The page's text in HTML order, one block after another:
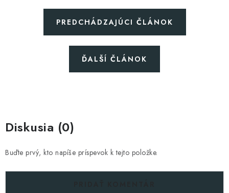
PREDCHÁDZAJÚCI ČLÁNOK
ĎALŠÍ ČLÁNOK
Diskusia (0)
Buďte prvý, kto napíše príspevok k tejto položke.